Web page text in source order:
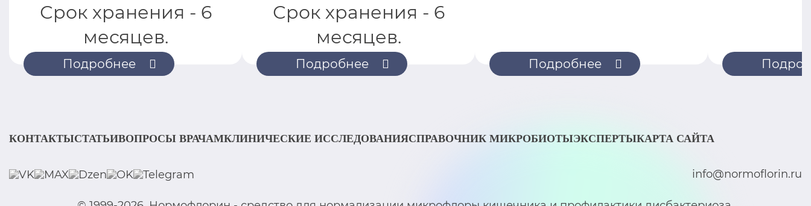
Подробнее
Срок хранения - 6
месяцев.
Подробнее
Срок хранения - 6
месяцев.
Подробнее
КОНТАКТЫСТАТЬИВОПРОСЫ ВРАЧАМКЛИНИЧЕСКИЕ ИССЛЕДОВАНИЯСПРАВОЧНИК МИКРОБИОТЫЭКСПЕРТЫКАРТА САЙТА
info@normoflorin.ru